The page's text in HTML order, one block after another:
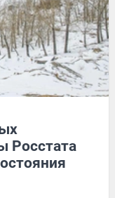
Росстата